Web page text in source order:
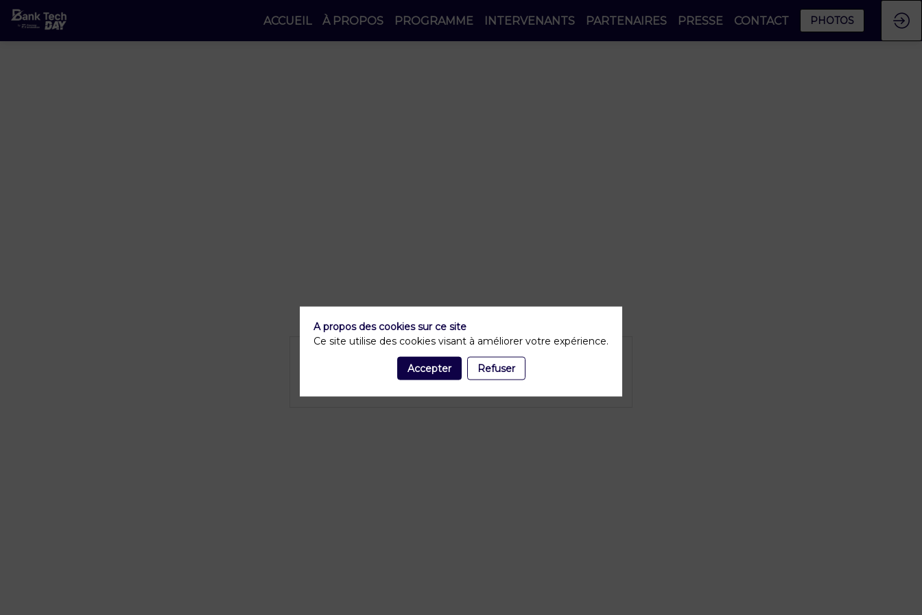
ACCUEIL À PROPOS PROGRAMME INTERVENANTS PARTENAIRES PRESSE CONTACT PHOTOS
Vous devez vous connecter pour voir ce contenu
Me connecter
A propos des cookies sur ce site
Ce site utilise des cookies visant à améliorer votre expérience.
Accepter Refuser